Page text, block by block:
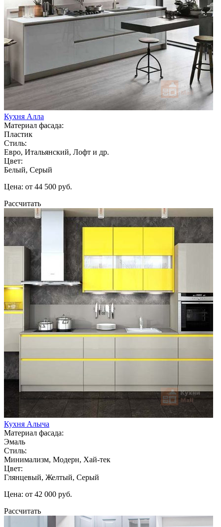
Кухня Алла
Материал фасада:
Пластик
Стиль:
Евро, Итальянский, Лофт и др.
Цвет:
Белый, Серый
Цена: от 44 500 руб.
Рассчитать
Кухня Алыча
Материал фасада:
Эмаль
Стиль:
Минимализм, Модерн, Хай-тек
Цвет:
Глянцевый, Желтый, Серый
Цена: от 42 000 руб.
Рассчитать